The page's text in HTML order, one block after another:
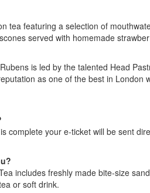
tea featuring a selection of
served with homemade
is led by the talented Head
as one of the best in
complete your e-ticket will be sent
includes freshly made bite-size
or soft drink.